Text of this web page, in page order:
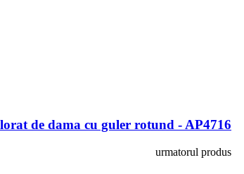
de dama cu guler rotund - AP4716
urmatorul produs